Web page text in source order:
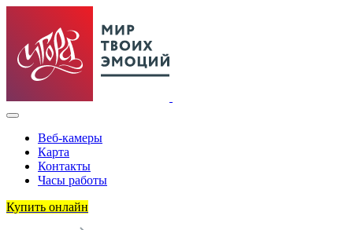
Веб-камеры
Карта
Контакты
Часы работы
Купить онлайн